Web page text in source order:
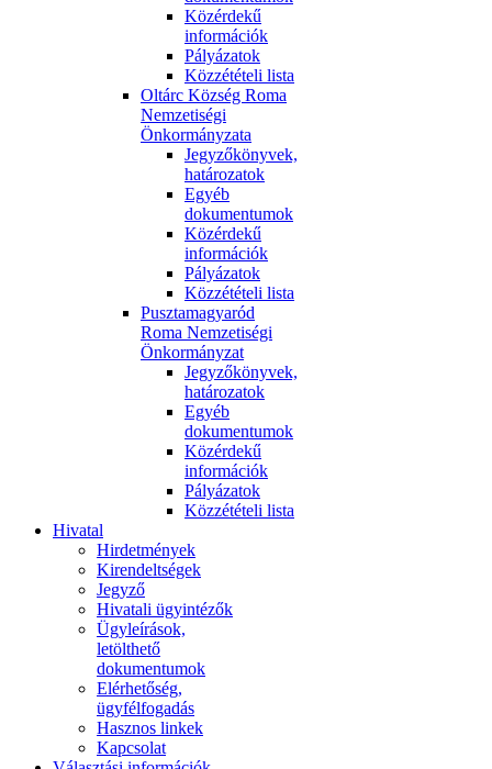
Közérdekű
információk
Pályázatok
Közzétételi lista
Oltárc Község Roma
Nemzetiségi
Önkormányzata
Jegyzőkönyvek,
határozatok
Egyéb
dokumentumok
Közérdekű
információk
Pályázatok
Közzétételi lista
Pusztamagyaród
Roma Nemzetiségi
Önkormányzat
Jegyzőkönyvek,
határozatok
Egyéb
dokumentumok
Közérdekű
információk
Pályázatok
Közzétételi lista
Hivatal
Hirdetmények
Kirendeltségek
Jegyző
Hivatali ügyintézők
Ügyleírások,
letölthető
dokumentumok
Elérhetőség,
ügyfélfogadás
Hasznos linkek
Kapcsolat